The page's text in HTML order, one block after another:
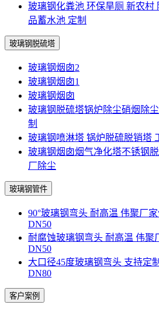
玻璃钢化粪池 环保旱厕 新农村
品蓄水池 定制
玻璃钢脱硫塔
玻璃钢烟囱2
玻璃钢烟囱1
玻璃钢烟囱
玻璃钢脱硫塔锅炉除尘硝烟除
制
玻璃钢喷淋塔 锅炉脱硫脱销塔
玻璃钢烟囱烟气净化塔不锈钢
厂除尘
玻璃钢管件
90°玻璃钢弯头 耐高温 伟聚厂
DN50
耐腐蚀玻璃钢弯头 耐高温 伟聚
DN50
大口径45度玻璃钢弯头 支持定
DN80
客户案例